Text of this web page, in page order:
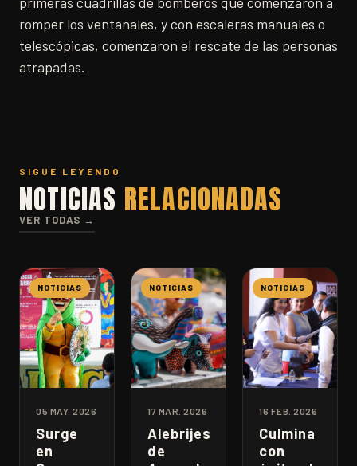
romper los ventanales, y con escaleras manuales o
telescópicas, comenzaron el rescate de las personas
atrapadas.
SIGUE LEYENDO
NOTICIAS RELACIONADAS
VER TODAS →
NOTICIAS
05 MAY. 2026
Surge
en
NOTICIAS
17 MAR. 2026
Alebrijes
de
NOTICIAS
16 FEB. 2026
Culmina
con